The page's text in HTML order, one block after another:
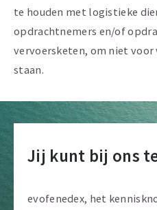
te houden met logistieke
opdrachtnemers en/of
vervoersketen, om niet voor
staan.
Jij kunt bij ons
evofenedex, het